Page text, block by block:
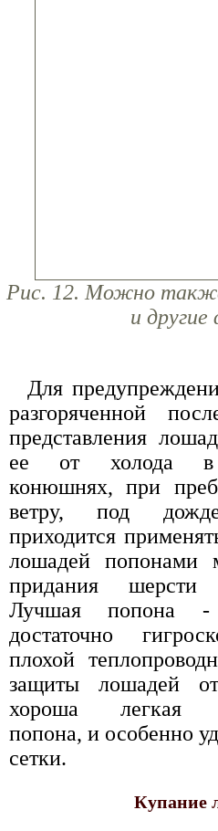
Рис. 12. Можно
и
Для
разгоряченной
представления
ее от холода в
конюшнях, при
ветру, под
приходится
лошадей
придания шерсти
Лучшая попона -
достаточно
плохой
защиты лошадей
хороша легкая
попона, и особенно
сетки.
Купание